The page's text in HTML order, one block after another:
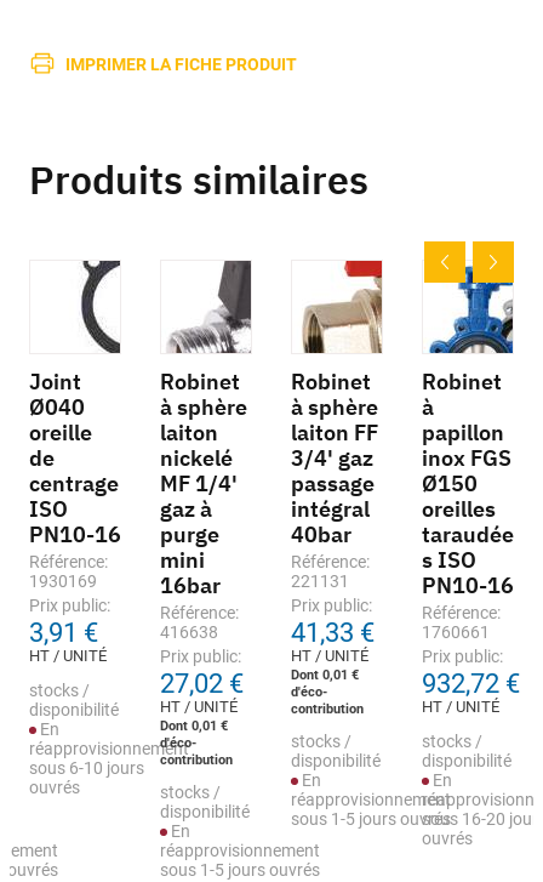
IMPRIMER LA FICHE PRODUIT
Produits similaires
ouvrés
Joint
Ø040
oreille
de
centrage
ISO
PN10-16
Référence:
1930169
Prix public:
3,91 €
HT / UNITÉ
stocks /
disponibilité
En
réapprovisionnement
sous 6-10 jours
ouvrés
Robinet
à sphère
laiton
nickelé
MF 1/4'
gaz à
purge
mini
16bar
Référence:
416638
Prix public:
27,02 €
HT / UNITÉ
Dont 0,01 €
d'éco-
contribution
stocks /
disponibilité
En
réapprovisionnement
sous 1-5 jours ouvrés
Robinet
à sphère
laiton FF
3/4' gaz
passage
intégral
40bar
Référence:
221131
Prix public:
41,33 €
HT / UNITÉ
Dont 0,01 €
d'éco-
contribution
stocks /
disponibilité
En
réapprovisionnement
sous 1-5 jours ouvrés
Robinet
à
papillon
inox FGS
Ø150
oreilles
taraudée
s ISO
PN10-16
Référence:
1760661
Prix public:
932,72 €
HT / UNITÉ
stocks /
disponibilité
En
sous 16-20
ouvrés